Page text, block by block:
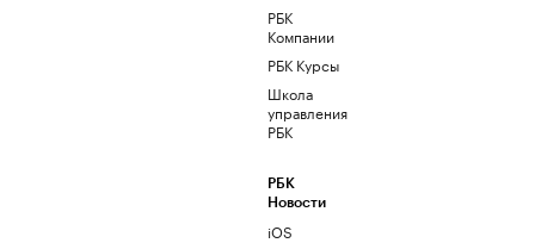
РБК
Компании
РБК Курсы
Школа
управления
РБК
РБК
Новости
iOS